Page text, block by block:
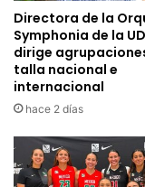
Directora de la
Symphonia de la
dirige
talla nacional e
internacional
hace 2 días